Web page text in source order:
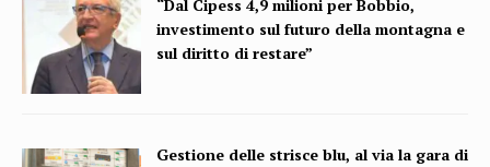
“Dal Cipess 4,9 milioni per Bobbio,
investimento sul futuro della montagna e
sul diritto di restare”
Gestione delle strisce blu, al via la gara di